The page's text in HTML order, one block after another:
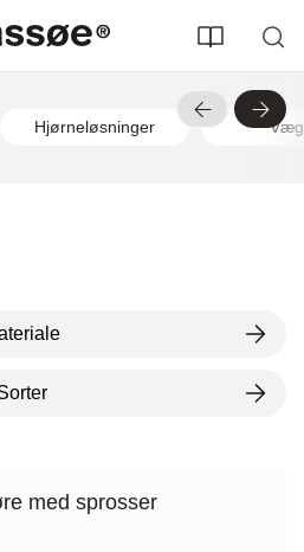
Hjørneløsninger
med sprosser